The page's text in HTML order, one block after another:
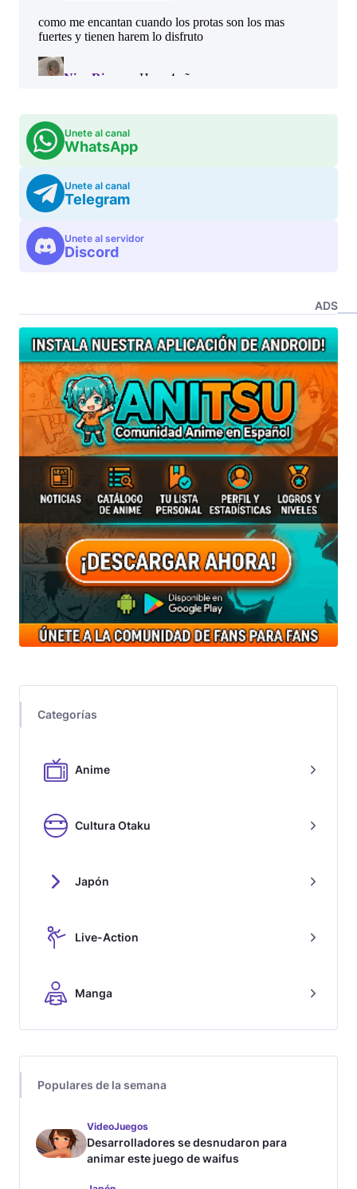
Unete al canal
WhatsApp
Unete al canal
Telegram
Unete al servidor
Discord
ADS
Categorías
Anime
Cultura Otaku
Japón
Live-Action
Manga
Populares de la semana
VideoJuegos
Desarrolladores se desnudaron para
animar este juego de waifus